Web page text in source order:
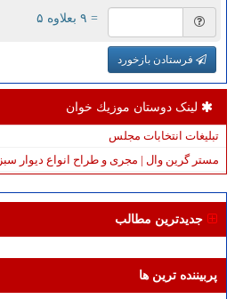
= ۹ بعلاوه ۵
فرستادن بازخورد
لینک دوستان موزیك خوان
تبلیغات انتخابات مجلس
مستر گرین وال | مجری و طراح انواع دیوار سبز
جدیدترین مطالب
پربیننده ترین ها